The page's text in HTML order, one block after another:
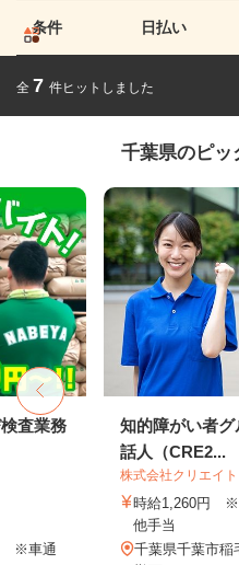
条件 日払い
全 7 件ヒットしました
千葉県のピッ
査業務
※車通
知的障がい者
話人（CRE2...
株式会社クリエイ
時給1,260円 ※
他手当
千葉県千葉市